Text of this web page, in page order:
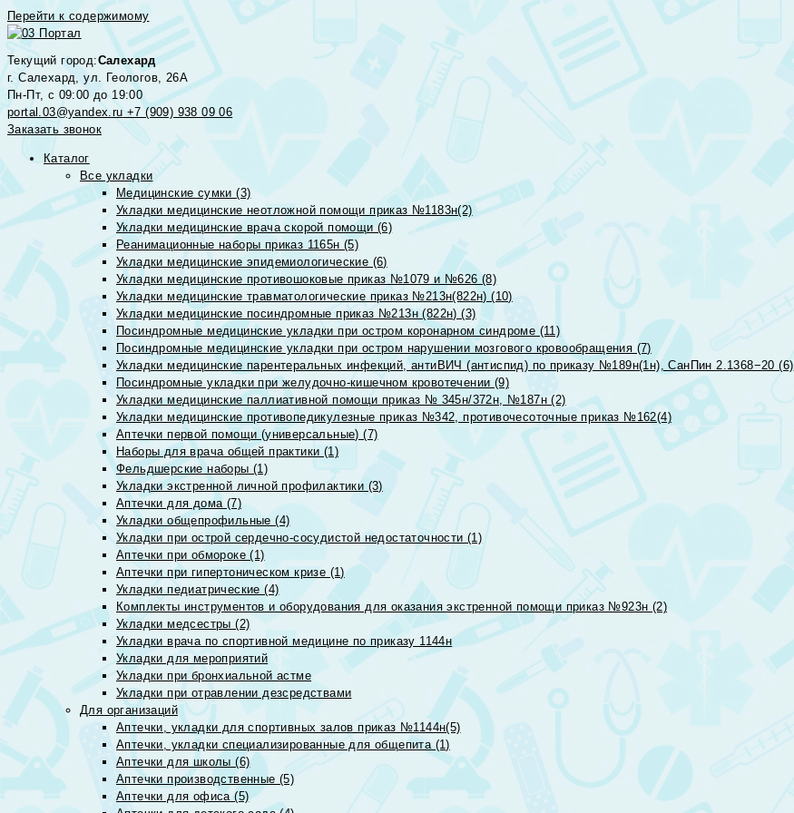
Перейти к содержимому
Текущий город:Салехард
г. Салехард, ул. Геологов, 26А
Пн-Пт, с 09:00 до 19:00
portal.03@yandex.ru +7 (909) 938 09 06
Заказать звонок
Каталог
Все укладки
Медицинские сумки (3)
Укладки медицинские неотложной помощи приказ №1183н(2)
Укладки медицинские врача скорой помощи (6)
Реанимационные наборы приказ 1165н (5)
Укладки медицинские эпидемиологические (6)
Укладки медицинские противошоковые приказ №1079 и №626 (8)
Укладки медицинские травматологические приказ №213н(822н) (10)
Укладки медицинские посиндромные приказ №213н (822н) (3)
Посиндромные медицинские укладки при остром коронарном синдроме (11)
Посиндромные медицинские укладки при остром нарушении мозгового кровообращения (7)
Укладки медицинские парентеральных инфекций, антиВИЧ (антиспид) по приказу №189н(1н), СанПин 2.1368−20 (6)
Посиндромные укладки при желудочно-кишечном кровотечении (9)
Укладки медицинские паллиативной помощи приказ № 345н/372н, №187н (2)
Укладки медицинские противопедикулезные приказ №342, противочесоточные приказ №162(4)
Аптечки первой помощи (универсальные) (7)
Наборы для врача общей практики (1)
Фельдшерские наборы (1)
Укладки экстренной личной профилактики (3)
Аптечки для дома (7)
Укладки общепрофильные (4)
Укладки при острой сердечно-сосудистой недостаточности (1)
Аптечки при обмороке (1)
Аптечки при гипертоническом кризе (1)
Укладки педиатрические (4)
Комплекты инструментов и оборудования для оказания экстренной помощи приказ №923н (2)
Укладки медсестры (2)
Укладки врача по спортивной медицине по приказу 1144н
Укладки для мероприятий
Укладки при бронхиальной астме
Укладки при отравлении дезсредствами
Для организаций
Аптечки, укладки для спортивных залов приказ №1144н(5)
Аптечки, укладки специализированные для общепита (1)
Аптечки для школы (6)
Аптечки производственные (5)
Аптечки для офиса (5)